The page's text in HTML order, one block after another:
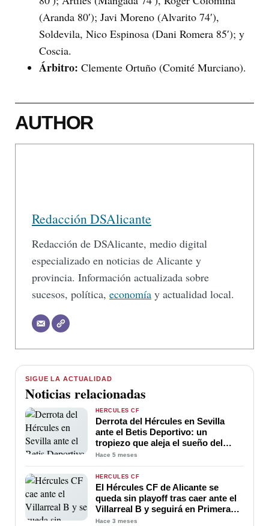
(Aranda 80′); Javi Moreno (Alvarito 74′),
Soldevila, Nico Espinosa (Dani Romera 85′); y
Coscia.
Árbitro: Clemente Ortuño (Comité Murciano).
AUTHOR
Redacción DSAlicante
Redacción de DSAlicante, medio digital
especializado en noticias de Alicante y
provincia. Información actualizada sobre
sucesos, política, economía y actualidad local.
SIGUE LA ACTUALIDAD
Noticias relacionadas
HÉRCULES CF
Derrota del Hércules en Sevilla
ante el Betis Deportivo: un
tropiezo que aleja el sueño del
ascenso
Hace 5 meses
HÉRCULES CF
El Hércules CF de Alicante se
queda sin playoff tras caer ante el
Villarreal B y seguirá en Primera
RFEF
Hace 3 meses